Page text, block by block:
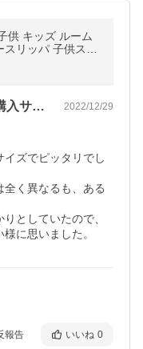
供 キッズ ルーム
リッパ 子供スリ
パ ファーシュー
サイズは大きくも小さくもなく購入サイズ… 2022/12/29
ズでピッタリでし
く異なるも、ある
としていたので、
に思いました。
報告 いいね 0